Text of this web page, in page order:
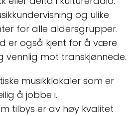
og ulike
for alle aldersgrupper.
er også kjent for å være
vennlig mot transkjønnede.
musikklokaler som er
å jobbe i.
tilbys er av høy kvalitet